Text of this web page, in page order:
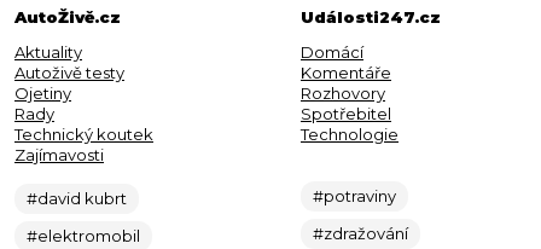
AutoŽivě.cz
Aktuality
Autoživě testy
Ojetiny
Rady
Technický koutek
Zajímavosti
#david kubrt
#elektromobil
Události247.cz
Domácí
Komentáře
Rozhovory
Spotřebitel
Technologie
#potraviny
#zdražování